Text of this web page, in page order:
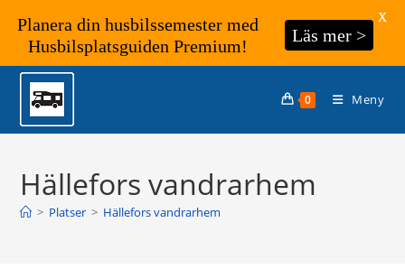
Hoppa
innehållet
0 Meny
Hällefors vandrarhem
> Platser > Hällefors vandrarhem
Planera din husbilssemester med
Husbilsplatsguiden Premium!
Läs mer >
X